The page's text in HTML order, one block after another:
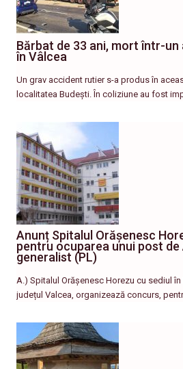
Bărbat de 33 ani, mort într-un
în Vâlcea
Un grav accident rutier s-a produs în
localitatea Budești. În coliziune au fost
Anunț Spitalul Orășenesc
pentru ocuparea unui post de
generalist (PL)
A.) Spitalul Orășenesc Horezu cu sediul în
județul Valcea, organizează concurs,